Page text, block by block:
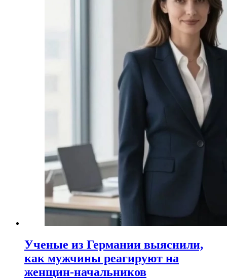
Ученые из Германии выяснили,
как мужчины реагируют на
женщин-начальников